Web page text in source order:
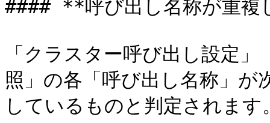
#### **呼び出し名称が重複
「クラスター呼び出し設定
照」の各「呼び出し名称」が
しているものと判定されます